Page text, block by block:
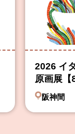
2026 イ
原画展【
阪神間